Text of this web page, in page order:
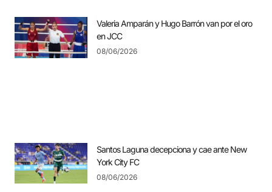
Valeria Amparán y Hugo Barrón van por el oro
en JCC
08/06/2026
Santos Laguna decepciona y cae ante New
York City FC
08/06/2026